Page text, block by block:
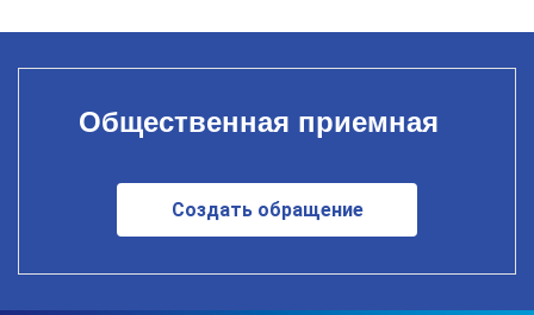
Общественная приемная
Создать обращение